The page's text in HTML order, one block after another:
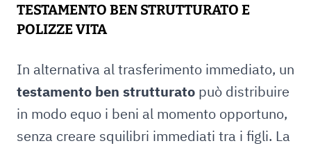
TESTAMENTO BEN STRUTTURATO E
POLIZZE VITA
In alternativa al trasferimento immediato, un
testamento ben strutturato può distribuire
in modo equo i beni al momento opportuno,
senza creare squilibri immediati tra i figli. La